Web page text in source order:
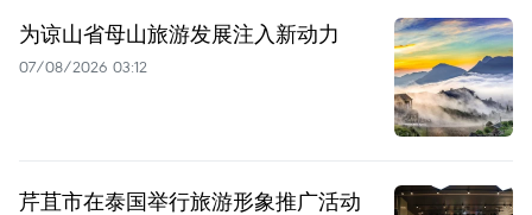
为谅山省母山旅游发展注入新动力
07/08/2026 03:12
芹苴市在泰国举行旅游形象推广活动